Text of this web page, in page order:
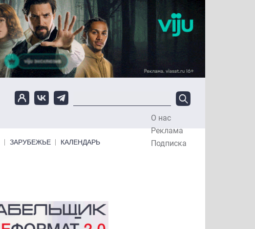
О нас
Реклама
Подписка
ЗАРУБЕЖЬЕ КАЛЕНДАРЬ